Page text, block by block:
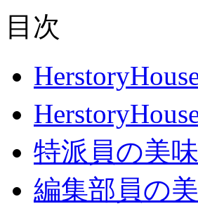
目次
特派員の美
編集部員の